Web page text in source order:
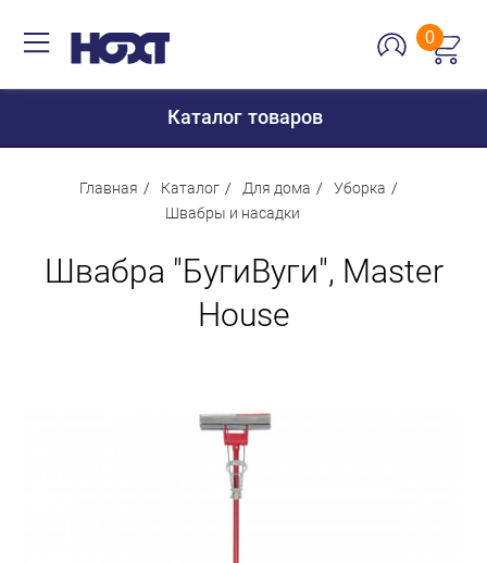
0
Каталог товаров
Для кухни
Строительство и ремонт
Главная Каталог Для дома
Уборка
Швабры и насадки
Швабра "БугиВуги", Master
House